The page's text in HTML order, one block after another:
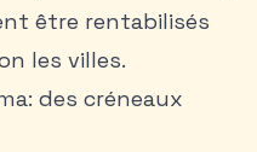
être rentabilisés
les villes.
des créneaux